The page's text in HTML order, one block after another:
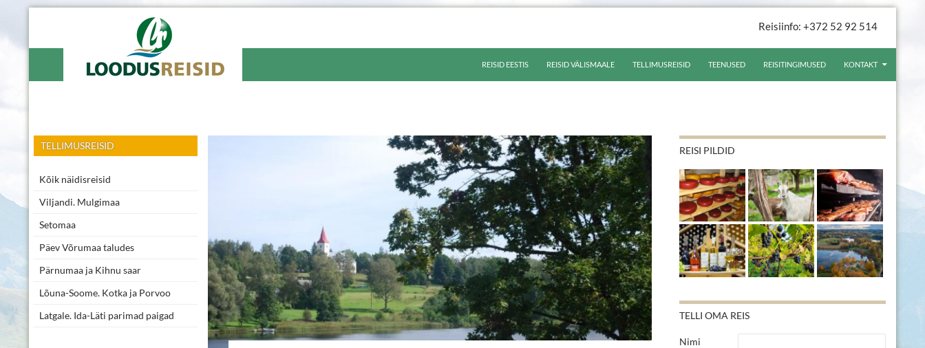
Reisiinfo: +372 52 92 514
Loodusreisid
REISID EESTIS
REISID VÄLISMAALE TELLIMUSREISID TEENUSED REISITINGIMUSED KONTAKT
REISI PILDID
TELLI OMA REIS
Nimi
Reisibüroo Võrus
TELLIMUSREISID
Kõik näidisreisid
Viljandi. Mulgimaa
Setomaa
Päev Võrumaa taludes
Pärnumaa ja Kihnu saar
Lõuna-Soome. Kotka ja Porvoo
Latgale. Ida-Läti parimad paigad